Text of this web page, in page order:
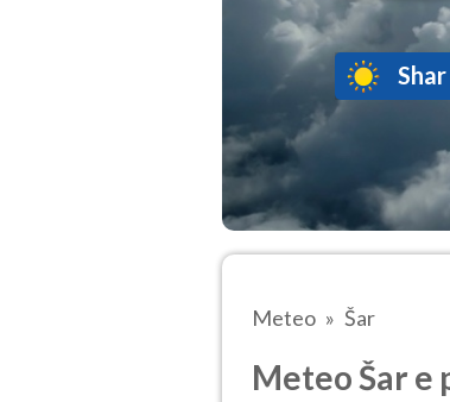
Shar
Meteo Šar
Meteo Šar e